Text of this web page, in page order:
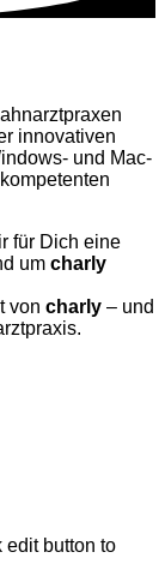
innovativen
und Mac-
für Dich eine
um charly
von charly – und
edit button to